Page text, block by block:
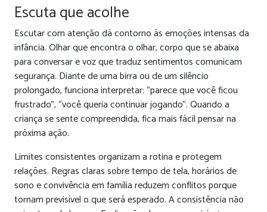
Escuta que acolhe
Escutar com atenção dá contorno às emoções intensas da
infância. Olhar que encontra o olhar, corpo que se abaixa
para conversar e voz que traduz sentimentos comunicam
segurança. Diante de uma birra ou de um silêncio
prolongado, funciona interpretar: “parece que você ficou
frustrado”, “você queria continuar jogando”. Quando a
criança se sente compreendida, fica mais fácil pensar na
próxima ação.
Limites consistentes organizam a rotina e protegem
relações. Regras claras sobre tempo de tela, horários de
sono e convivência em família reduzem conflitos porque
tornam previsível o que será esperado. A consistência não